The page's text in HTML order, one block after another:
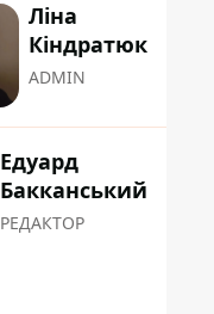
Ліна
Кіндратюк
ADMIN
Едуард
Бакканський
РЕДАКТОР